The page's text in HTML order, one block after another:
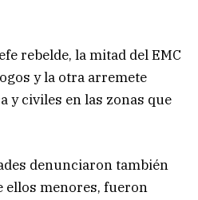
rebelde, la mitad del EMC
y la otra arremete
y civiles en las zonas que
denunciaron también
ellos menores, fueron